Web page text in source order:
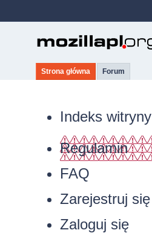
Strona główna Forum
Indeks witryny
Regulamin
FAQ
Zarejestruj się
Zaloguj się